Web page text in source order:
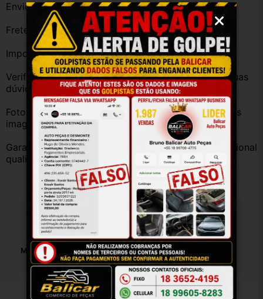
Envio imediato após confirmação da compra
Frete grátis para diversas regiões do Brasil
Importante
Verifique a compatibilidade com seu veículo. Tire suas
dúvidas no campo de perguntas!
Fotos reais do produto. Peça exatamente igual à das
imagens.
Garantia válida somente com instalação por profissional
qualificado.
Especificações
Marca: